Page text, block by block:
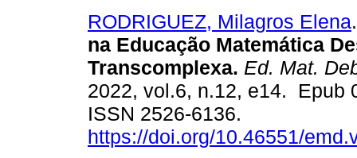
RODRIGUEZ, Milagros Elena.
na Educação Matemática
Transcomplexa. Ed. Mat.
2022, vol.6, n.12, e14. Epub
ISSN 2526-6136.
https://doi.org/10.46551/